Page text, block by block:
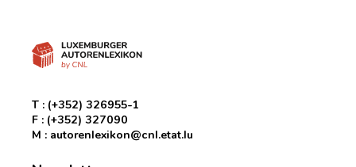
T : (+352) 326955-1
F : (+352) 327090
M : autorenlexikon@cnl.etat.lu